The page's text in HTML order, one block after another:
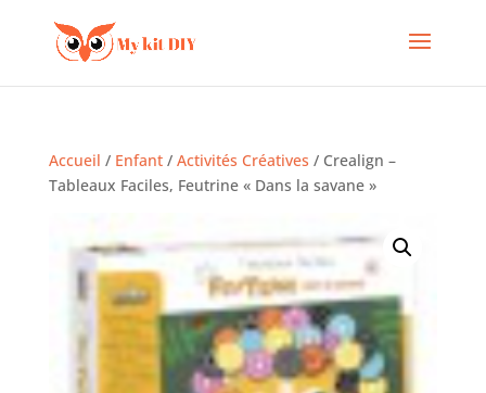
Accueil / Enfant/ Activités Créatives / Crealign –
Tableaux Faciles, Feutrine « Dans la savane »